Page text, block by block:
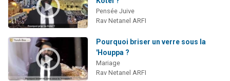
30 personnes viennent de faire un don pour Sauvez la jambe de Yohan
Il reste 49 places pour étudier en groupe sur Zoom
12 nouvelles musiques dans Torah-Box Music
Pensée Juive
Rav Netanel ARFI
Pourquoi briser un verre sous la
'Houppa ?
Mariage
Rav Netanel ARFI